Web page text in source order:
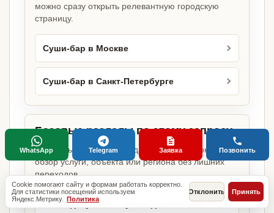
можно сразу открыть релевантную городскую
страницу.
Суши-бар в Москве
Суши-бар в Санкт-Петербурге
Базовые разделы по этому запросу
Родительские страницы дают более широкий
обзор услуги, объекта или региона без лишних
переходов.
Какие документы нужны для бизнеса
Cookie помогают сайту и формам работать корректно.
Для статистики посещений используем
Яндекс.Метрику. Политика
Отклонить Принять
WhatsApp Telegram Заявка Позвонить